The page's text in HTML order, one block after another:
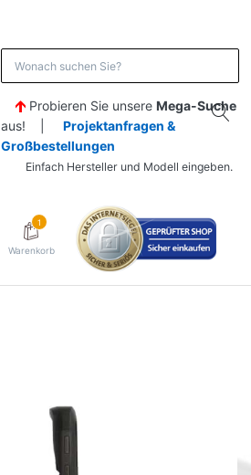
Probieren Sie unsere Mega-Suche
aus! | Projektanfragen &
Großbestellungen
Einfach Hersteller und Modell eingeben.
1
Warenkorb